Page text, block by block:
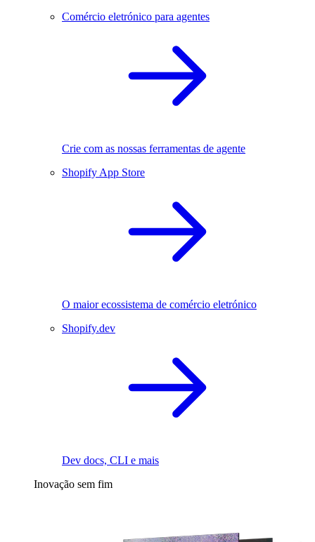
Comércio eletrónico para agentes
Crie com as nossas ferramentas de agente
Shopify App Store
O maior ecossistema de comércio eletrónico
Shopify.dev
Dev docs, CLI e mais
Inovação sem fim